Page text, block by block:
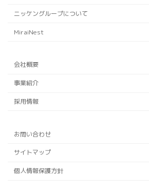
ニッケングループについて
MiraiNest
会社概要
事業紹介
採用情報
お問い合わせ
サイトマップ
個人情報保護方針